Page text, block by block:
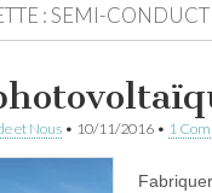
:SEMI-
et Nous • 10/11/2016 • 1